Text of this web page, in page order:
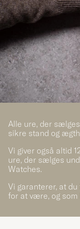
Alle ure, der
sikre stand og
Vi giver også altid
ure, der sælges
Watches.
Vi garanterer, at du
for at være, og som